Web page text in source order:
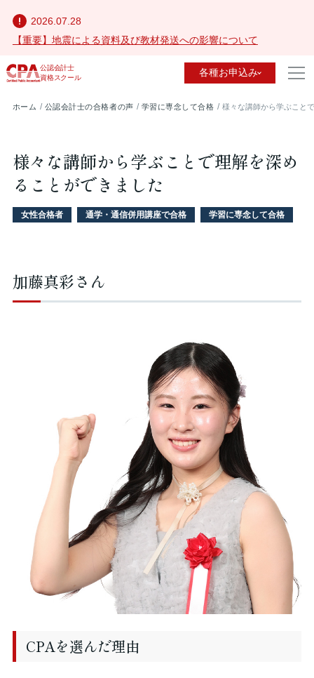
2026.07.28
【重要】地震による資料及び教材発送への影響について
公認会計士
資格スクール
各種お申込み
ホーム 公認会計士の合格者の声 学習に専念して合格 様々な講師から学ぶこと
様々な講師から学ぶことで理解を深め
ることができました
女性合格者 通学・通信併用講座で合格 学習に専念して合格
加藤真彩さん
CPAを選んだ理由